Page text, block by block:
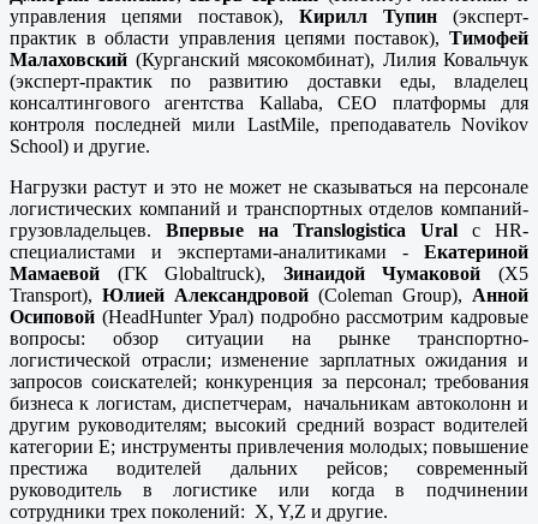
управления цепями поставок), Кирилл Тупин (эксперт-
практик в области управления цепями поставок), Тимофей
Малаховский (Курганский мясокомбинат), Лилия Ковальчук
(эксперт-практик по развитию доставки еды, владелец
консалтингового агентства Kallaba, СEO платформы для
контроля последней мили LastMile, преподаватель Novikov
School) и другие.
Нагрузки растут и это не может не сказываться на персонале
логистических компаний и транспортных отделов компаний-
грузовладельцев. Впервые на Translogistica Ural с HR-
специалистами и экспертами-аналитиками - Екатериной
Мамаевой (ГК Globaltruck), Зинаидой Чумаковой (X5
Transport), Юлией Александровой (Coleman Group), Анной
Осиповой (HeadHunter Урал) подробно рассмотрим кадровые
вопросы: обзор ситуации на рынке транспортно-
логистической отрасли; изменение зарплатных ожидания и
запросов соискателей; конкуренция за персонал; требования
бизнеса к логистам, диспетчерам, начальникам автоколонн и
другим руководителям; высокий средний возраст водителей
категории Е; инструменты привлечения молодых; повышение
престижа водителей дальних рейсов; современный
руководитель в логистике или когда в подчинении
сотрудники трех поколений: X, Y,Z и другие.